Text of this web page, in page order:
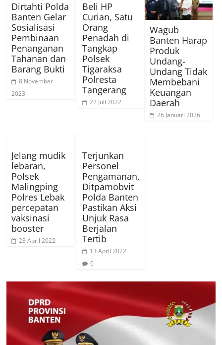
Dirtahti Polda
Banten Gelar
Sosialisasi
Pembinaan
Penanganan
Tahanan dan
Barang Bukti
8 November
2023
Beli HP
Curian, Satu
Orang
Penadah di
Tangkap
Polsek
Tigaraksa
Polresta
Tangerang
22 Juli 2022
Wagub
Banten Harap
Produk
Undang-
Undang Tidak
Membebani
Keuangan
Daerah
26 Januari 2026
Jelang mudik
lebaran,
Polsek
Malingping
Polres Lebak
percepatan
vaksinasi
booster
23 April 2022
Terjunkan
Personel
Pengamanan,
Ditpamobvit
Polda Banten
Pastikan Aksi
Unjuk Rasa
Berjalan
Tertib
13 April 2022
0